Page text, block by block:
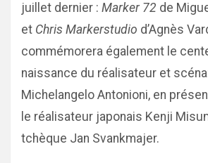
juillet dernier : Marker 72 de
et Chris Markerstudio d’Agnès
commémorera également le
naissance du réalisateur et
Michelangelo Antonioni, en
le réalisateur japonais Kenji
tchèque Jan Svankmajer.